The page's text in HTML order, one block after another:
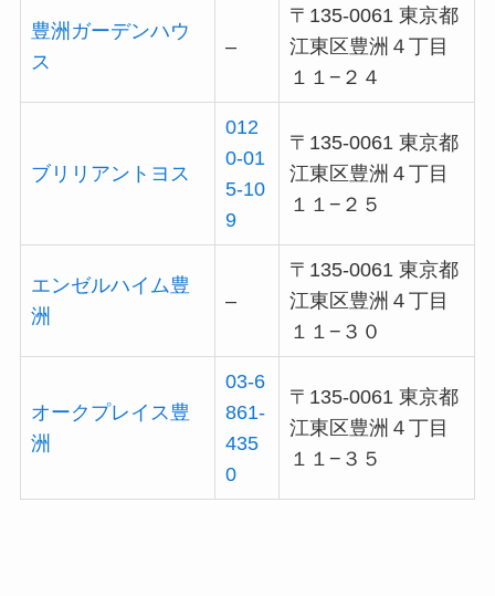
豊洲ガーデンハウ
ス
–
〒135-0061 東京都
江東区豊洲４丁目
１１−２４
ブリリアントヨス
012
0-01
5-10
9
〒135-0061 東京都
江東区豊洲４丁目
１１−２５
エンゼルハイム豊
洲
–
〒135-0061 東京都
江東区豊洲４丁目
１１−３０
オークプレイス豊
洲
03-6
861-
435
0
〒135-0061 東京都
江東区豊洲４丁目
１１−３５